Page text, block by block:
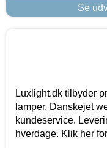
Se
Luxlight.dk tilbyder
lamper. Danskejet
kundeservice.
hverdage. Klik her